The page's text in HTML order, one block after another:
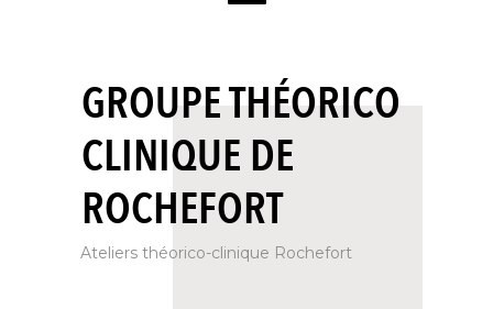
GROUPE THÉORICO
CLINIQUE DE
ROCHEFORT
Ateliers théorico-clinique Rochefort